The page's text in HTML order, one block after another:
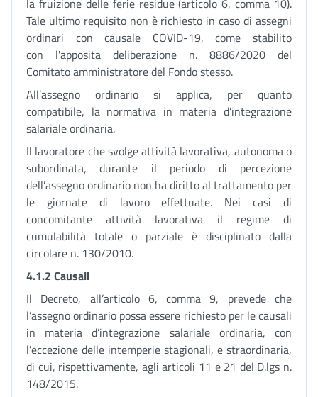
la fruizione delle ferie residue (articolo 6, comma 10).
Tale ultimo requisito non è richiesto in caso di assegni
ordinari con causale COVID-19, come stabilito
con l'apposita deliberazione n. 8886/2020 del
Comitato amministratore del Fondo stesso.
All’assegno ordinario si applica, per quanto
compatibile, la normativa in materia d’integrazione
salariale ordinaria.
Il lavoratore che svolge attività lavorativa, autonoma o
subordinata, durante il periodo di percezione
dell’assegno ordinario non ha diritto al trattamento per
le giornate di lavoro effettuate. Nei casi di
concomitante attività lavorativa il regime di
cumulabilità totale o parziale è disciplinato dalla
circolare n. 130/2010.
4.1.2 Causali
Il Decreto, all’articolo 6, comma 9, prevede che
l’assegno ordinario possa essere richiesto per le causali
in materia d’integrazione salariale ordinaria, con
l’eccezione delle intemperie stagionali, e straordinaria,
di cui, rispettivamente, agli articoli 11 e 21 del D.lgs n.
148/2015.